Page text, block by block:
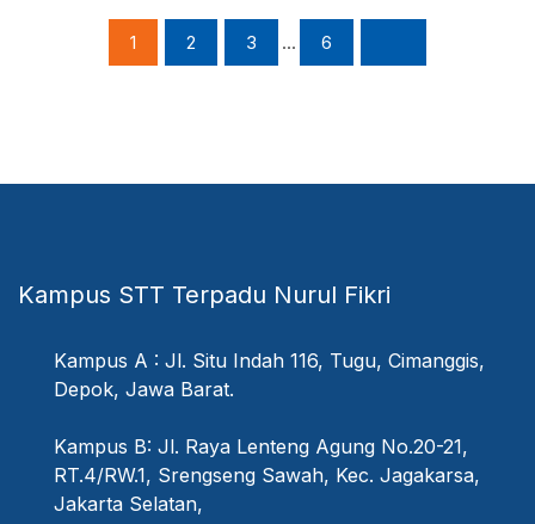
1 2 3 ... 6
Kampus STT Terpadu Nurul Fikri
Kampus A : Jl. Situ Indah 116, Tugu, Cimanggis,
Depok, Jawa Barat.
Kampus B: Jl. Raya Lenteng Agung No.20-21,
RT.4/RW.1, Srengseng Sawah, Kec. Jagakarsa,
Jakarta Selatan,